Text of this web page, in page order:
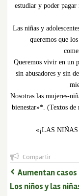
estudiar y poder
Las niñas y
queremos que
Queremos vivir en un
sin abusadores y sin
Nosotras las mujeres-
bienestar»*. (Textos de
«¡LAS
Compartir
Aumentan
Los niños y las